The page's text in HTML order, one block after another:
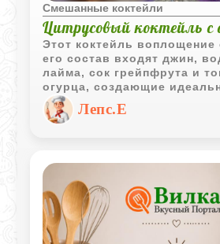
Смешанные коктейли
Цитрусовый коктейль с
Этот коктейль воплощение
его состав входят джин,
лайма, сок грейпфрута и
огурца, создающие
вкуса и аромата.
Лепс.Е